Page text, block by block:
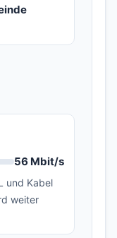
56 Mbit/s
und Kabel
weiter